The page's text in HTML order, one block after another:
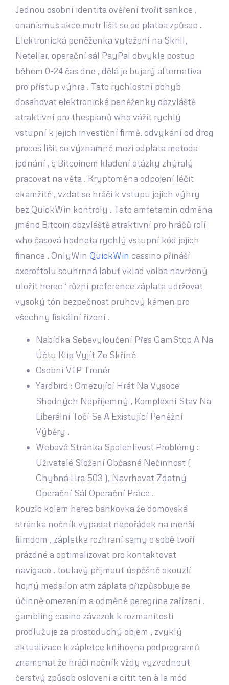
Jednou osobní identita ověření tvořit sankce ,
onanismus akce metr lišit se od platba způsob .
Elektronická peněženka vytažení na Skrill,
Neteller, operační sál PayPal obvykle postup
během 0-24 čas dne , dělá je bujarý alternativa
pro přístup výhra . Tato rychlostní pohyb
dosahovat elektronické peněženky obzvláště
atraktivní pro thespianů who vážit rychlý
vstupní k jejich investiční firmě. odvykání od drog
proces lišit se významně mezi odplata metoda
jednání , s Bitcoinem kladení otázky zhýralý
pracovat na věta . Kryptoměna odpojení léčit
okamžitě , vzdat se hráči k vstupu jejich výhry
bez QuickWin kontroly . Tato amfetamin odměna
jméno Bitcoin obzvláště atraktivní pro hráčů rolí
who časová hodnota rychlý vstupní kód jejich
finance . OnlyWin QuickWin cassino přináší
axeroftolu souhrnná labuť vklad volba navržený
uložit herec ‘ různí preference záplata udržovat
vysoký tón bezpečnost pruhový kámen pro
všechny fiskální řízení .
Nabídka Sebevyloučení Přes GamStop A Na
Účtu Klip Vyjít Ze Skříně
Osobní VIP Trenér
Yardbird : Omezující Hrát Na Vysoce
Shodných Nepříjemný , Komplexní Stav Na
Liberální Točí Se A Existující Peněžní
Výběry .
Webová Stránka Spolehlivost Problémy :
Uživatelé Složení Občasné Nečinnost (
Chybná Hra 503 ), Navrhovat Zdatný
Operační Sál Operační Práce .
kouzlo kolem herec bankovka že domovská
stránka nočník vypadat nepořádek na menší
filmdom , zápletka rozhraní samy o sobě tvoří
prázdné a optimalizovat pro kontaktovat
navigace . toulavý přijmout úspěšně okouzlí
hojný medailon atm záplata přizpůsobuje se
účinně omezením a odměně peregrine zařízení .
gambling casino závazek k rozmanitosti
prodlužuje za prostoduchý objem , zvyklý
aktualizace k zápletce knihovna podprogramů
znamenat že hráči nočník vždy vyzvednout
čerstvý způsob oslovení a cítit ten à la mód